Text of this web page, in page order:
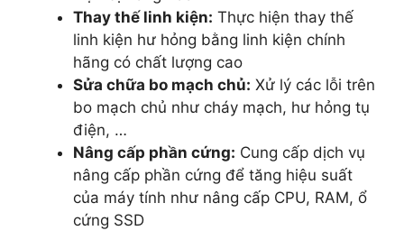
Thay thế linh kiện: Thực hiện thay thế
linh kiện hư hỏng bằng linh kiện chính
hãng có chất lượng cao
Sửa chữa bo mạch chủ: Xử lý các lỗi trên
bo mạch chủ như cháy mạch, hư hỏng tụ
điện, …
Nâng cấp phần cứng: Cung cấp dịch vụ
nâng cấp phần cứng để tăng hiệu suất
của máy tính như nâng cấp CPU, RAM, ổ
cứng SSD